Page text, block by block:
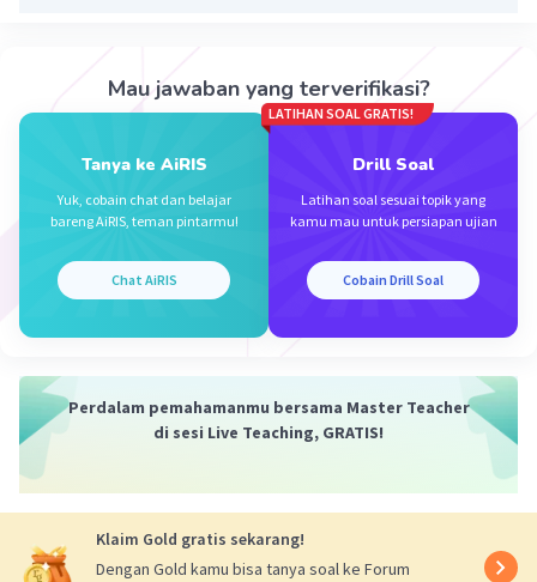
Mau jawaban yang terverifikasi?
Tanya ke AiRIS
Yuk, cobain chat dan belajar
bareng AiRIS, teman pintarmu!
Chat AiRIS
LATIHAN SOAL GRATIS!
Drill Soal
Latihan soal sesuai topik yang
kamu mau untuk persiapan ujian
Cobain Drill Soal
Perdalam pemahamanmu bersama Master Teacher
di sesi Live Teaching, GRATIS!
Klaim Gold gratis sekarang!
Dengan Gold kamu bisa tanya soal ke Forum